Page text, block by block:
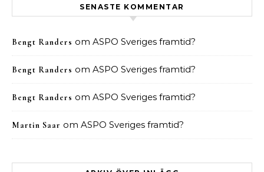
SENASTE KOMMENTAR
Bengt Randers om ASPO Sveriges framtid?
Bengt Randers om ASPO Sveriges framtid?
Bengt Randers om ASPO Sveriges framtid?
Martin Saar om ASPO Sveriges framtid?